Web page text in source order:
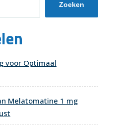
Zoeken
voor Optimaal
Melatomatine 1 mg